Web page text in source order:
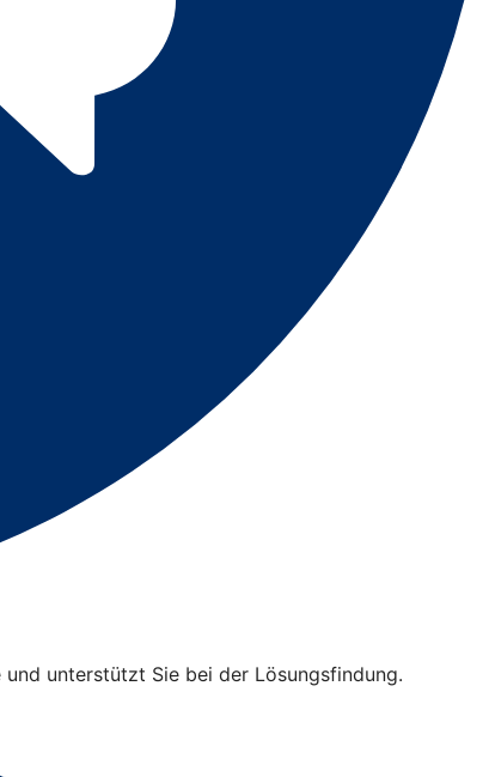
unterstützt Sie bei der Lösungsfindung.